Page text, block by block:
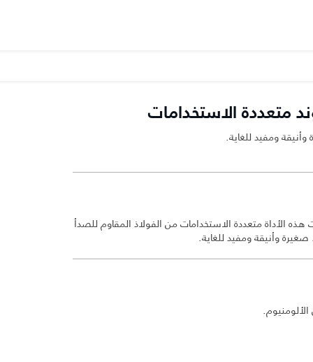
متعددة الاستخدامات
ومفيد للغاية.
الأداة متعددة الاستخدامات من الفولاذ المقاوم للصدأ
وأنيقة ومفيد للغاية.